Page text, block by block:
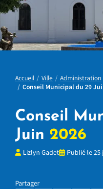
Accueil Ville Administration
Conseil Municipal du 29
Conseil
Juin 2026
Lizlyn Gadet Publié le 25
Partager